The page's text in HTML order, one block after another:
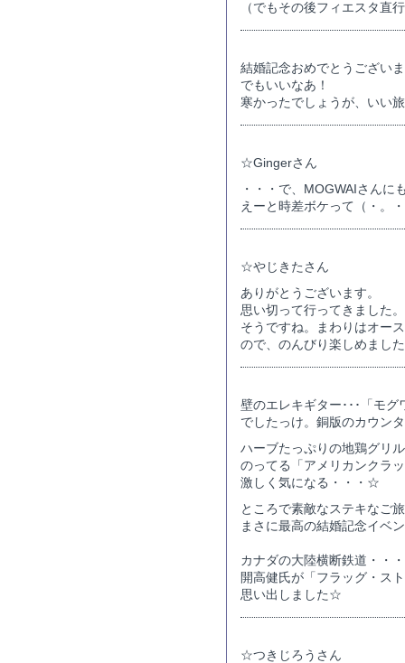
（でもその後フィエスタ直
結婚記念おめでとうござい
でもいいなあ！
寒かったでしょうが、いい
☆Gingerさん
・・・で、MOGWAIさんに
えーと時差ボケって（・。
☆やじきたさん
ありがとうございます。
思い切って行ってきました。
そうですね。まわりはオー
ので、のんびり楽しめまし
壁のエレキギター･･･「モ
でしたっけ。銅版のカウン
ハーブたっぷりの地鶏グリ
のってる「アメリカンクラ
激しく気になる・・・☆
ところで素敵なステキなご
まさに最高の結婚記念イベ
カナダの大陸横断鉄道・・
開高健氏が「フラッグ・ス
思い出しました☆
☆つきじろうさん